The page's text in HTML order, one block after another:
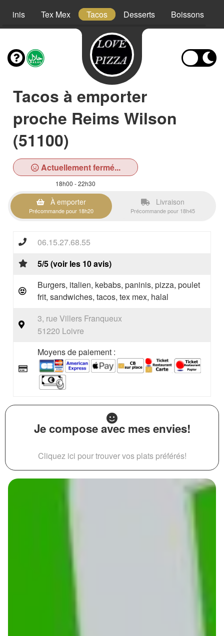
Tex Mex Tacos Desserts Boissons
Tacos à emporter
proche Reims Wilson
(51100)
Actuellement fermé...
18h00 - 22h30
À emporter
Précommande pour 18h20
Livraison
Précommande pour 18h45
06.15.27.68.55
5/5 (voir les 10 avis)
Burgers, italien, kebabs, paninis, pizza, poulet
frit, sandwiches, tacos, tex mex, halal
3, rue Villers Franqueux
51220 Loivre
Moyens de paiement :
Je compose avec mes envies!
Cliquez ici pour trouver vos plats préférés!